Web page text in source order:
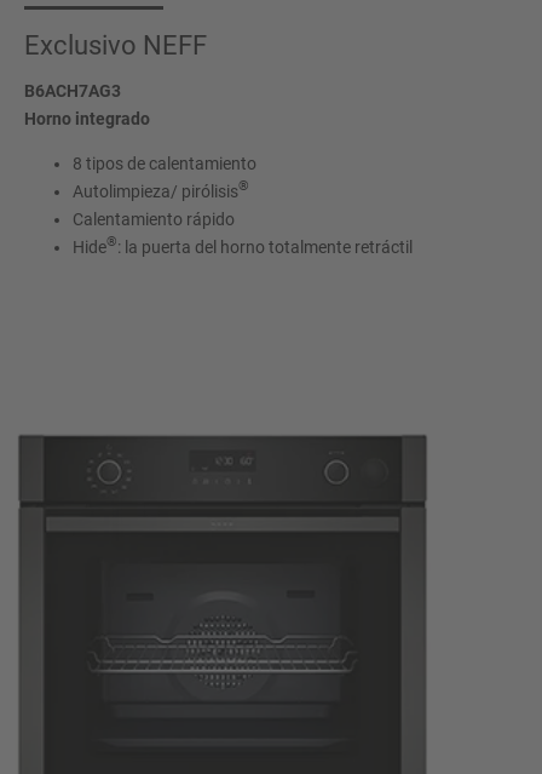
Exclusivo NEFF
B6ACH7AG3
Horno integrado
8 tipos de calentamiento
Autolimpieza/ pirólisis®
Calentamiento rápido
Hide®: la puerta del horno totalmente retráctil